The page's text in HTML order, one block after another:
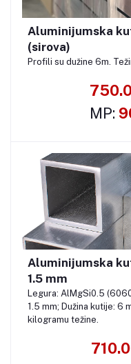
Aluminijumska
(sirova)
Profili su dužine 6m.
MP:
Aluminijumska
1.5 mm
Legura: AlMgSi0.5
1.5 mm; Dužina kutije: 6
kilogramu težine.